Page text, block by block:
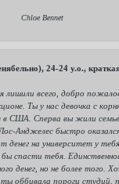
Chloe Bennet
24-24 y.o.,
всего, добро
Ты у нас девочка с
в США. Сперва вы жили
Анджелес быстро
на университет у
спасти тебя.
денег, но не более того.
оббивала пороги студий,